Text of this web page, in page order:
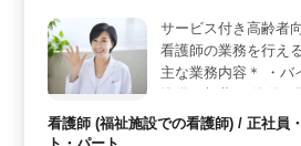
す。 ＜働きやすい環境＞ 週休2
も少なめです。また、希望条件や待
対応可能です。長期間安定して働け
師の皆さんが安心してお仕事に取り
います。
サービス付き高齢者
看護師の業務を行え
主な業務内容＊ ・バ
添い ・介護職員への
看護師 (福祉施設での看護師) / 正社員